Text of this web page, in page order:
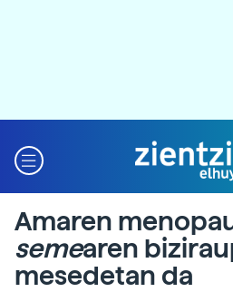
Amaren
semearen
mesedetan da